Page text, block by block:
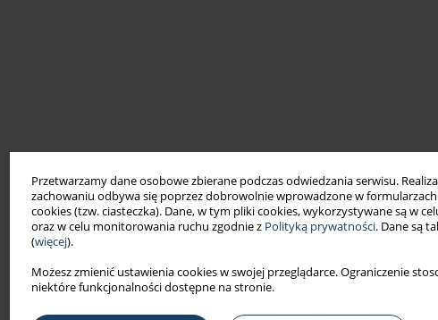
Przetwarzamy dane osobowe zbierane podczas odwiedzania serwisu.
zachowaniu odbywa się poprzez dobrowolnie wprowadzone w
cookies (tzw. ciasteczka). Dane, w tym pliki cookies, wykorzystywane są w
oraz w celu monitorowania ruchu zgodnie z Polityką prywatności. Dane są
(więcej).
Możesz zmienić ustawienia cookies w swojej przeglądarce. Ograniczenie
niektóre funkcjonalności dostępne na stronie.